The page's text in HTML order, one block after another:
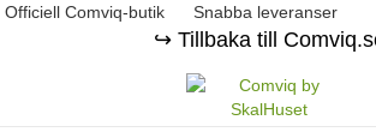
Officiell Comviq-butik Snabba leveranser
↪️ Tillbaka till